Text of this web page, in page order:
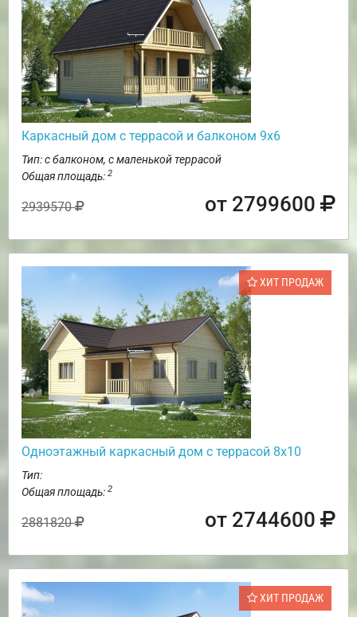
Каркасный дом с террасой и балконом 9х6
Тип: с балконом, с маленькой террасой
Общая площадь: 2
2939570 от 2799600
ХИТ ПРОДАЖ
Одноэтажный каркасный дом с террасой 8х10
Тип:
Общая площадь: 2
2881820 от 2744600
ХИТ ПРОДАЖ